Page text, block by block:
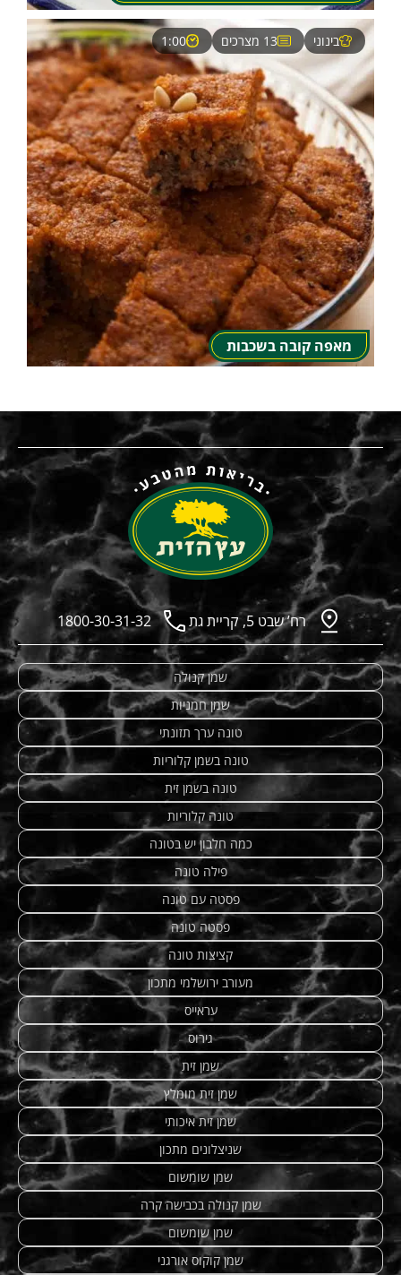
מאפה קובה בשכבות
בינוני 13 מצרכים 1:00
רח’ שבט 5, קריית גת 1800-30-31-32
שמן קנולה
שמן חמניות
טונה ערך תזונתי
טונה בשמן קלוריות
טונה בשמן זית
טונה קלוריות
כמה חלבון יש בטונה
פילה טונה
פסטה עם טונה
פסטה טונה
קציצות טונה
מעורב ירושלמי מתכון
עראייס
גירוס
שמן זית
שמן זית מומלץ
שמן זית איכותי
שניצלונים מתכון
שמן שומשום
שמן קנולה בכבישה קרה
שמן שומשום
שמן קוקוס אורגני